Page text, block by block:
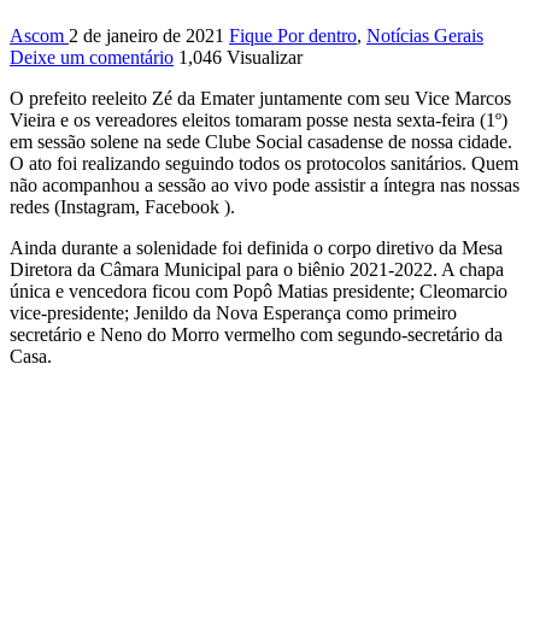
Ascom 2 de janeiro de 2021 Fique Por dentro, Notícias Gerais
Deixe um comentário 1,046 Visualizar
O prefeito reeleito Zé da Emater juntamente com seu Vice Marcos
Vieira e os vereadores eleitos tomaram posse nesta sexta-feira (1º)
em sessão solene na sede Clube Social casadense de nossa cidade.
O ato foi realizando seguindo todos os protocolos sanitários. Quem
não acompanhou a sessão ao vivo pode assistir a íntegra nas nossas
redes (Instagram, Facebook ).
Ainda durante a solenidade foi definida o corpo diretivo da Mesa
Diretora da Câmara Municipal para o biênio 2021-2022. A chapa
única e vencedora ficou com Popô Matias presidente; Cleomarcio
vice-presidente; Jenildo da Nova Esperança como primeiro
secretário e Neno do Morro vermelho com segundo-secretário da
Casa.